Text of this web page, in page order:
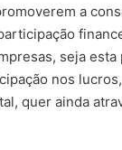
a
seja esta
nos
quer ainda